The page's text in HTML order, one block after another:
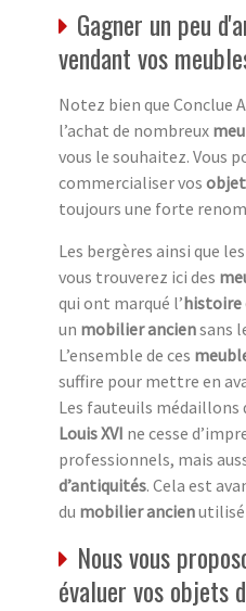
Gagner un peu
vendant vos
Notez bien que Conclue
l’achat de nombreux
vous le souhaitez. Vous
commercialiser vos
toujours une forte
Les bergères ainsi que
vous trouverez ici des
qui ont marqué l’histoire
un mobilier anciensans
L’ensemble de ces
suffire pour mettre en
Les fauteuils médaillons
Louis XVI ne cesse
professionnels, mais
d’antiquités. Cela est
du mobilier ancienutilisé
Nous vous
évaluer vos objets